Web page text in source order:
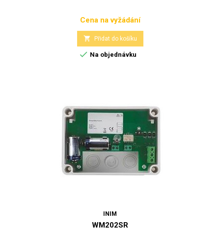
Cena
Cena na vyžádání
 Přidat do košíku
 Na objednávku
INIM
WM202SR